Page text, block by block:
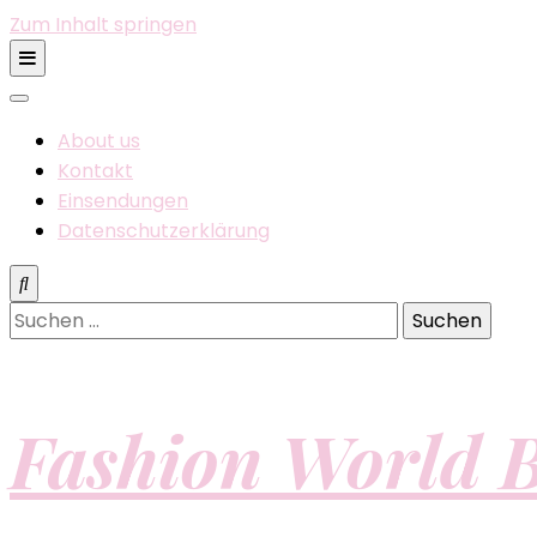
Zum Inhalt springen
About us
Kontakt
Einsendungen
Datenschutzerklärung
Suchen
nach:
Fashion World